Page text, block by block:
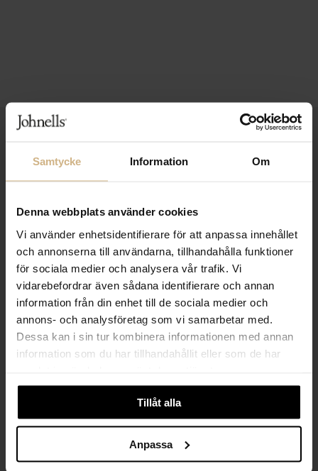
Samtycke Information Om
Denna webbplats använder cookies
Vi använder enhetsidentifierare för att anpassa innehållet
och annonserna till användarna, tillhandahålla funktioner
för sociala medier och analysera vår trafik. Vi
vidarebefordrar även sådana identifierare och annan
information från din enhet till de sociala medier och
annons- och analysföretag som vi samarbetar med.
Dessa kan i sin tur kombinera informationen med annan
information som du har tillhandahållit eller som de har
Tillåt alla
Anpassa
FRI FRAKT FRÅN 999 KR
Håll dig uppdaterad
PRENUMERERA PÅ VÅRT NYHETSBREV
Kvinna
PRENUMERERA
Välj det betalsätt som passar dig med Klarna. Vi på Johnells erbjuder flera
bekväma fraktalternativ; utlämningsställe, hemleverans och paketskåp. Du